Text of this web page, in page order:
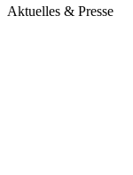
Aktuelles & Presse